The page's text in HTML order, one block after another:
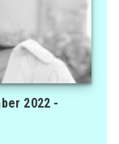
2022 -